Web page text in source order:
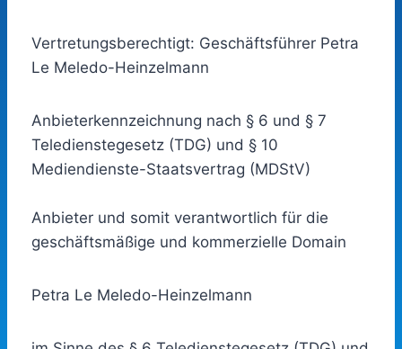
Vertretungsberechtigt: Geschäftsführer Petra
Le Meledo-Heinzelmann
Anbieterkennzeichnung nach § 6 und § 7
Teledienstegesetz (TDG) und § 10
Mediendienste-Staatsvertrag (MDStV)
Anbieter und somit verantwortlich für die
geschäftsmäßige und kommerzielle Domain
Petra Le Meledo-Heinzelmann